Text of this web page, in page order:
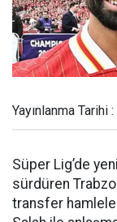
Yayınlanma
Süper Lig’de
sürdüren
transfer